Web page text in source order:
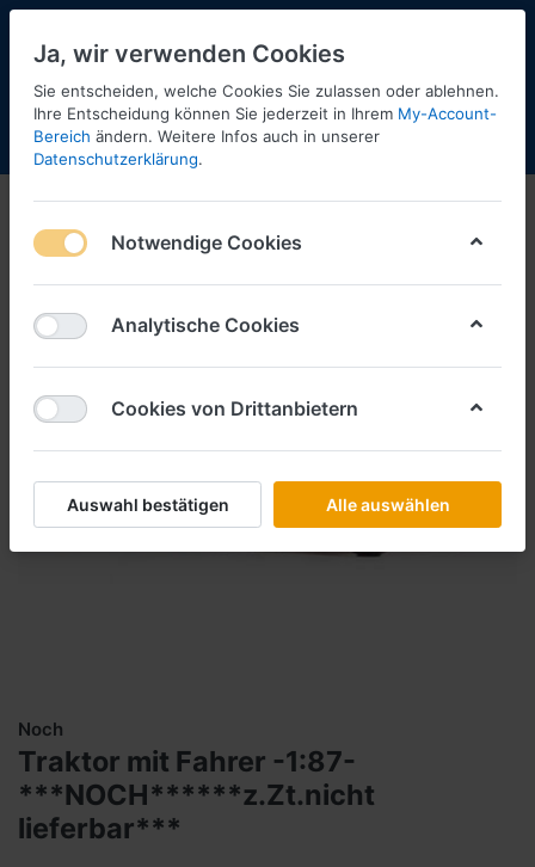
Menü Anmelden Shopaktualisierung
Noch
Traktor mit Fahrer -1:87-
***NOCH******z.Zt.nicht
lieferbar***
Ja, wir verwenden Cookies
Sie entscheiden, welche Cookies Sie zulassen oder ablehnen.
Ihre Entscheidung können Sie jederzeit in Ihrem My-Account-
Bereich ändern. Weitere Infos auch in unserer
Datenschutzerklärung.
Notwendige Cookies
Analytische Cookies
Cookies von Drittanbietern
Auswahl bestätigen Alle auswählen